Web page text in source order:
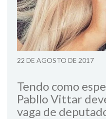
22 DE AGOSTO DE 2017
Tendo como
Pabllo Vittar
vaga de